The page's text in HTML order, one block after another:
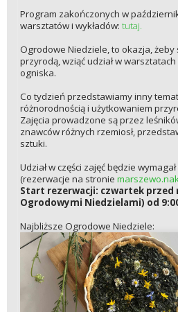
Program zakończonych w
warsztatów i wykładów: tutaj.
Ogrodowe Niedziele, to okazja, żeby
przyrodą, wziąć udział w
ogniska.
Co tydzień przedstawiamy inny
różnorodnością i użytkowaniem
Zajęcia prowadzone są przez
znawców różnych rzemiosł,
sztuki.
Udział w części zajęć będzie
(rezerwacje na stronie
Start rezerwacji: czwartek przed
Ogrodowymi Niedzielami) od
Najbliższe Ogrodowe Niedziele: